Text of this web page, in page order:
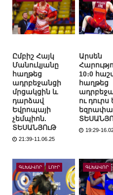
Ըմբիշ Հայկ
Մանուկյանը
հաղթեց
ադրբեջանցի
մրցակցին և
դարձավ
Եվրոպայի
չեմպիոն.
ՏԵՍԱՆՅՈւԹ
21:39-11.06.25
Արսեն
10։0
հաղթեց
ու դուրս
19:29-
ԳԼԽԱՎՈՐ ԼՈՒՐ ԳԼԽԱՎՈՐ